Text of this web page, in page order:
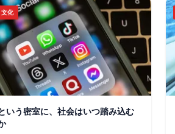
化
いう密室に、社会はいつ踏み込む